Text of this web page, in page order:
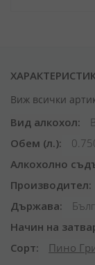
Виж всички
Вид алкохол
Обем (л.)
Алкохолно
Производител
Държава
Начин на
Сорт
Пино